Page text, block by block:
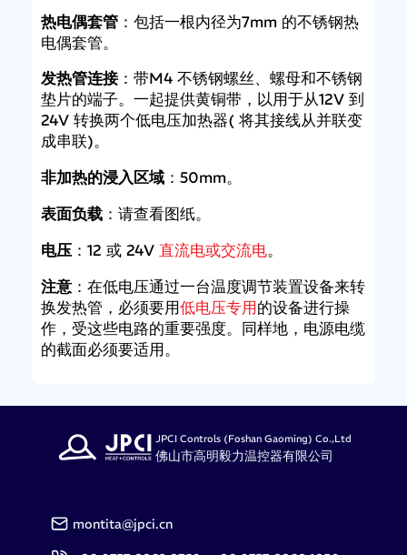
热电偶套管：包括一根内径为7mm 的不锈钢热
电偶套管。
发热管连接：带M4 不锈钢螺丝、螺母和不锈钢
垫片的端子。一起提供黄铜带，以用于从12V 到
24V 转换两个低电压加热器( 将其接线从并联变
成串联)。
非加热的浸入区域：50mm。
表面负载：请查看图纸。
电压：12 或 24V 直流电或交流电。
注意：在低电压通过一台温度调节装置设备来转
换发热管，必须要用低电压专用的设备进行操
作，受这些电路的重要强度。同样地，电源电缆
的截面必须要适用。
JPCI Controls (Foshan Gaoming) Co.,Ltd
佛山市高明毅力温控器有限公司
montita@jpci.cn